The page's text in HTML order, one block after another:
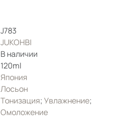
J783
JUKOHBI
В наличии
120ml
Япония
Лосьон
Тонизация;Увлажнение;
Омоложение